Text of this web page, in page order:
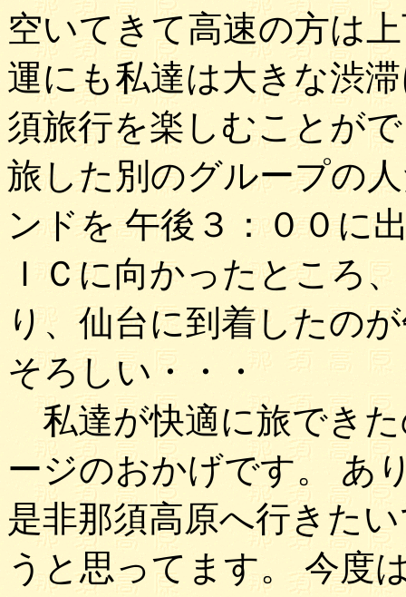
空いてきて高速の方は
運にも私達は大きな渋
須旅行を楽しむことが
旅した別のグループの
ンドを 午後３：００に
ＩＣに向かったところ
り、仙台に到着したの
そろしい・・・
私達が快適に旅でき
ージのおかげです。 あ
是非那須高原へ行きた
うと思ってます。 今度